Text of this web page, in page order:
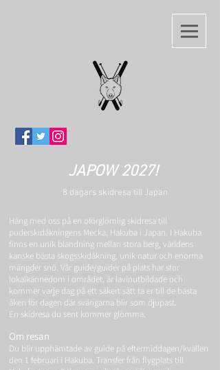
JAPOW 2027!
8 dagars skidresa till Japan
Häng med oss på en oförglömlig skidresa till
puderskidåkningens Mecka, Hakuba i Japan. I Hakuba
finns en unik blandning mellan stora berg, världens
kanske bästa skogsskidåkning, unik natur och enorma
mängder snö. Vår guide/guider på plats har stor
lokalkännedom i området, är lavinutbildade och
kommer varje dag på ett säkert sätt ta er till de bästa
åken för dagen där svängarna blir som djupast.
En skidresa du sent kommer glömma.
Om resan
Du blir upphämtade av guide på eftermiddagen/kvällen
den 1 februari i Hakuba. Transfer från flygplats till